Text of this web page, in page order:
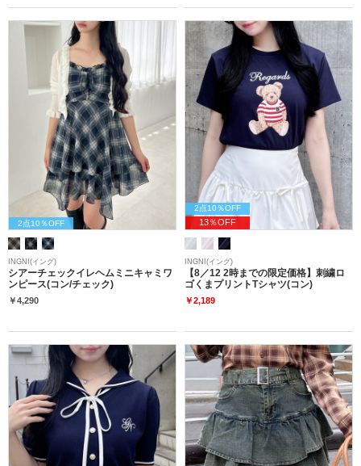
2点10％OFF
INGNI(イング)
シアーチェックイレヘムミニキャミワ
ンピース(コン/チェック)
￥4,290
2点10％OFF
13％OFF
INGNI(イング)
【8／12 2時までの限定価格】刺繍ロ
ゴくまプリントTシャツ(コン)
￥2,189